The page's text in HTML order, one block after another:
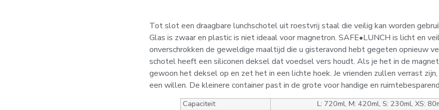
Tot slot een draagbare lunchschotel uit roestvrij staal die veilig kan worden
Glas is zwaar en plastic is niet ideaal voor magnetron. SAFE•LUNCH is licht en
onverschrokken de geweldige maaltijd die u gisteravond hebt gegeten opnieuw
schotel heeft een siliconen deksel dat voedsel vers houdt. Als je het in de
gewoon het deksel op en zet het in een lichte hoek. Je vrienden zullen verrast
een willen. De kleinere container past in de grote voor handige en
Capaciteit
L: 720ml, M: 420ml, S: 230ml, XS: